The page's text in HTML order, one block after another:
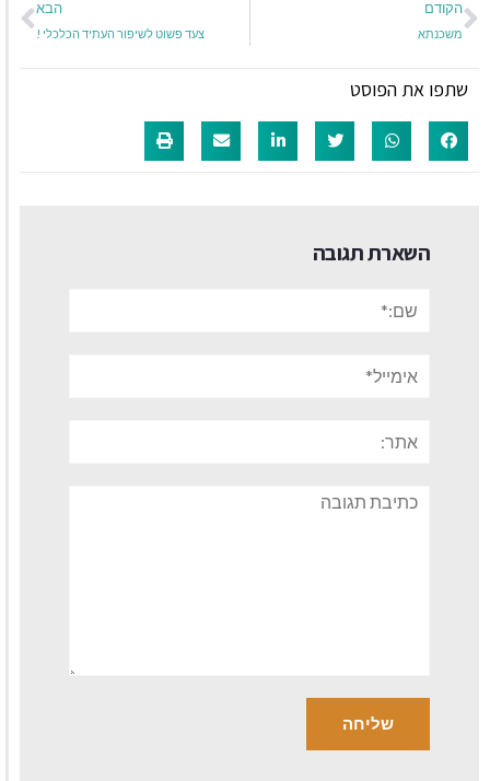
הקודם
משכנתא
הבא
צעד פשוט לשיפור העתיד הכלכלי !
שתפו את הפוסט
השארת תגובה
תגובה